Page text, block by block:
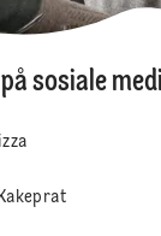
sosiale